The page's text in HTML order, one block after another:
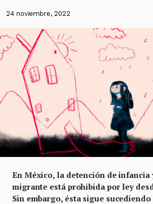
24 noviembre, 2022
En México, la detención de infancia
migrante está prohibida por ley
Sin embargo, ésta sigue